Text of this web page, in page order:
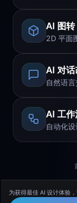
AI 图
2D 平面
AI 对话
自然语
AI 工作
自动化
为获得最佳 AI 设计体验